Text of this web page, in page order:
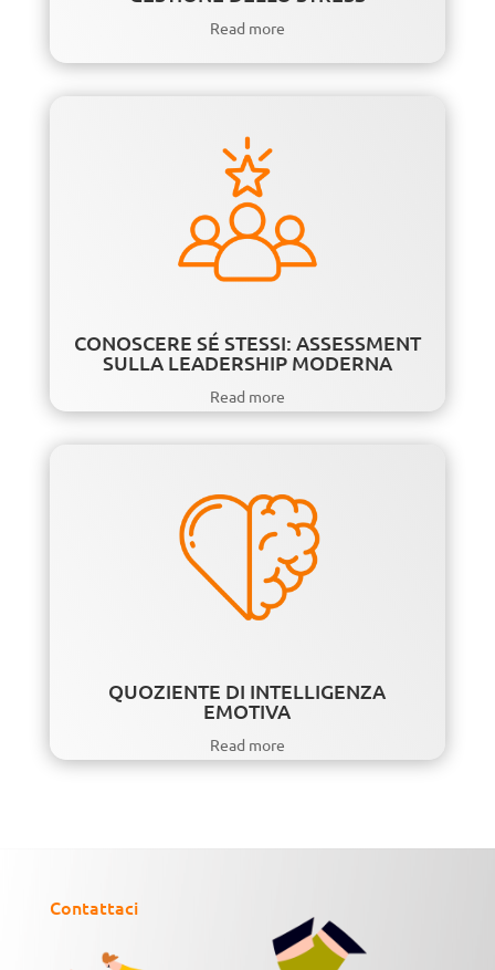
Read more
CONOSCERE SÉ STESSI: ASSESSMENT
SULLA LEADERSHIP MODERNA
Read more
QUOZIENTE DI INTELLIGENZA
EMOTIVA
Read more
Contattaci